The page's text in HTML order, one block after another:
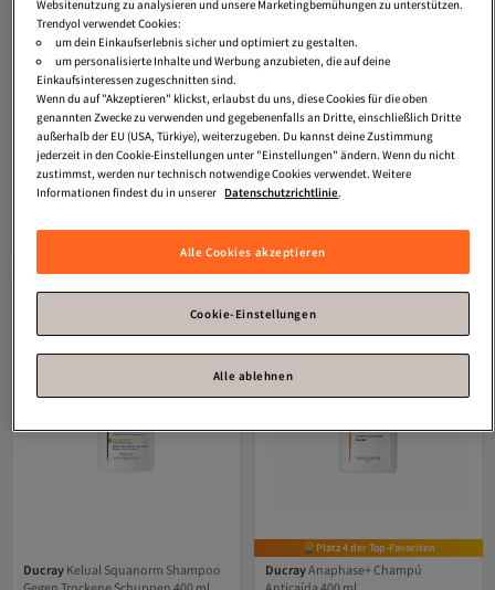
DucrayKelual Squanorm
Erfrischendes Anti-schuppen-
shampoo 400 ml
3.5 2)
Versand kostenlos ab 35€
33,33€
In den Warenkorb
Ducray Kelual Squanorm Shampoo
Gegen Fettige Schuppen 400 ml
4.0 136)
Versand kostenlos ab 35€
33,18€
In den Warenkorb
Ducray Kelual Squanorm Shampoo
Gegen Trockene Schuppen 400 ml
Platz 4 der Top-Favoriten
DucrayAnaphase+ Champú
Anticaída 400 ml
Websitenutzung zu analysieren und unsere Marketingbemühungen zu unterstützen.
Trendyol verwendet Cookies:
um dein Einkaufserlebnis sicher und optimiert zu gestalten.
um personalisierte Inhalte und Werbung anzubieten, die auf deine
Einkaufsinteressen zugeschnitten sind.
Wenn du auf "Akzeptieren" klickst, erlaubst du uns, diese Cookies für die oben
genannten Zwecke zu verwenden und gegebenenfalls an Dritte, einschließlich Dritte
außerhalb der EU (USA, Türkiye), weiterzugeben. Du kannst deine Zustimmung
jederzeit in den Cookie-Einstellungen unter "Einstellungen" ändern. Wenn du nicht
zustimmst, werden nur technisch notwendige Cookies verwendet. Weitere
Informationen findest du in unserer Datenschutzrichtlinie.
Alle Cookies akzeptieren
Cookie-Einstellungen
Alle ablehnen